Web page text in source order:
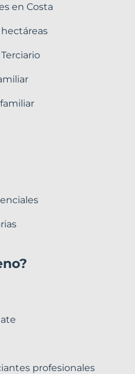
en Costa
hectáreas
profesionales